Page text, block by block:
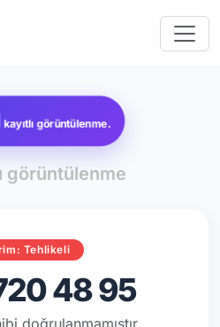
kayıtlı görüntülenme.
görüntülenme
Tehlikeli
48 95
doğrulanmamıştır.